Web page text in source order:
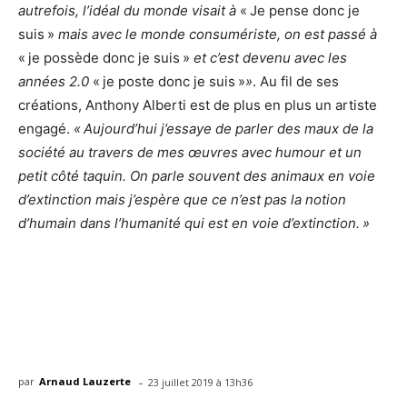
autrefois, l’idéal du monde visait à « Je pense donc je
suis » mais avec le monde consumériste, on est passé à
« je possède donc je suis » et c’est devenu avec les
années 2.0 « je poste donc je suis »». Au fil de ses
créations, Anthony Alberti est de plus en plus un artiste
engagé. « Aujourd’hui j’essaye de parler des maux de la
société au travers de mes œuvres avec humour et un
petit côté taquin. On parle souvent des animaux en voie
d’extinction mais j’espère que ce n’est pas la notion
d’humain dans l’humanité qui est en voie d’extinction. »
par Arnaud Lauzerte - 23 juillet 2019 à 13h36